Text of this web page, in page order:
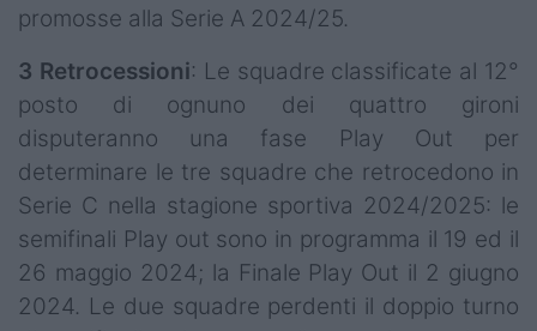
promosse alla Serie A 2024/25.
3 Retrocessioni: Le squadre classificate al 12°
posto di ognuno dei quattro gironi
disputeranno una fase Play Out per
determinare le tre squadre che retrocedono in
Serie C nella stagione sportiva 2024/2025: le
semifinali Play out sono in programma il 19 ed il
26 maggio 2024; la Finale Play Out il 2 giugno
2024. Le due squadre perdenti il doppio turno